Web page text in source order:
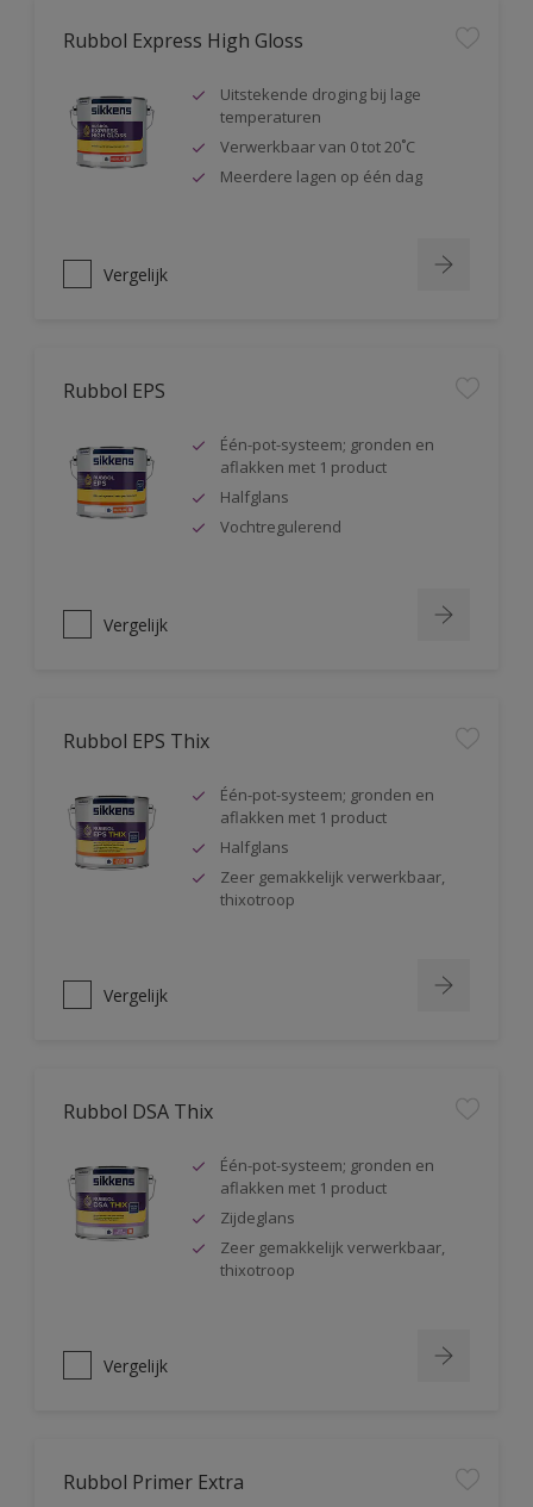
Rubbol Express High Gloss
Uitstekende droging bij lage
temperaturen
Verwerkbaar van 0 tot 20˚C
Meerdere lagen op één dag
Vergelijk
Rubbol EPS
Één-pot-systeem; gronden en
aflakken met 1 product
Halfglans
Vochtregulerend
Vergelijk
Rubbol EPS Thix
Één-pot-systeem; gronden en
aflakken met 1 product
Halfglans
Zeer gemakkelijk verwerkbaar,
thixotroop
Vergelijk
Rubbol DSA Thix
Één-pot-systeem; gronden en
aflakken met 1 product
Zijdeglans
Zeer gemakkelijk verwerkbaar,
thixotroop
Vergelijk
Rubbol Primer Extra